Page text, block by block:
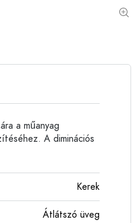
a műanyag
A diminációs
Kerek
Átlátszó üveg